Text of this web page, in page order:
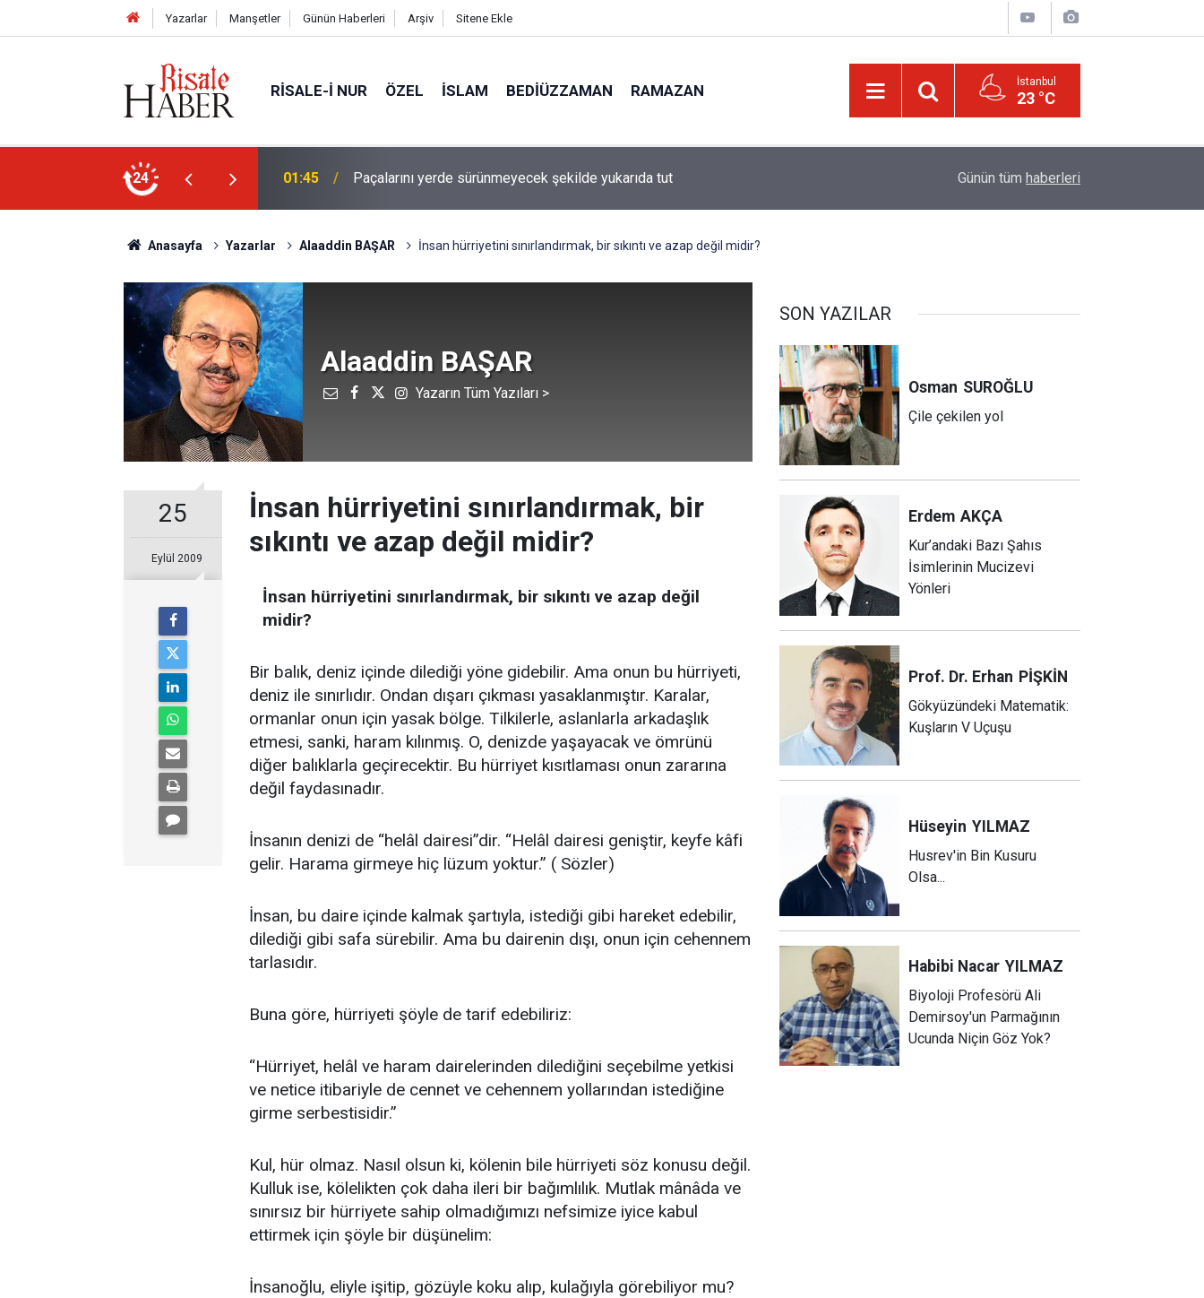
Yazarlar Manşetler Günün Haberleri Arşiv Sitene Ekle
RISALE-I NUR ÖZEL İSLAM BEDIÜZZAMAN RAMAZAN İstanbul
23 °C
24 01:15 Güldüren de O’dur, ağlatan da O’dur, öldüren de O’dur, dirilten de O’dur Kâinattan risalet-i Muhammediyenin (a.s.m.)
Günün tüm haberleri
Anasayfa Yazarlar Alaaddin BAŞAR İnsan hürriyetini sınırlandırmak, bir sıkıntı ve azap değil midir?
Alaaddin BAŞAR
Yazarın Tüm Yazıları >
25
Eylül 2009
İnsan hürriyetini sınırlandırmak, bir
sıkıntı ve azap değil midir?
İnsan hürriyetini sınırlandırmak, bir sıkıntı ve azap değil
midir?
Bir balık, deniz içinde dilediği yöne gidebilir. Ama onun bu hürriyeti,
deniz ile sınırlıdır. Ondan dışarı çıkması yasaklanmıştır. Karalar,
ormanlar onun için yasak bölge. Tilkilerle, aslanlarla arkadaşlık
etmesi, sanki, haram kılınmış. O, denizde yaşayacak ve ömrünü
diğer balıklarla geçirecektir. Bu hürriyet kısıtlaması onun zararına
değil faydasınadır.
İnsanın denizi de “helâl dairesi”dir. “Helâl dairesi geniştir, keyfe kâfi
gelir. Harama girmeye hiç lüzum yoktur.” ( Sözler)
İnsan, bu daire içinde kalmak şartıyla, istediği gibi hareket edebilir,
dilediği gibi safa sürebilir. Ama bu dairenin dışı, onun için cehennem
tarlasıdır.
Buna göre, hürriyeti şöyle de tarif edebiliriz:
“Hürriyet, helâl ve haram dairelerinden dilediğini seçebilme yetkisi
ve netice itibariyle de cennet ve cehennem yollarından istediğine
girme serbestisidir.”
Kul, hür olmaz. Nasıl olsun ki, kölenin bile hürriyeti söz konusu değil.
Kulluk ise, kölelikten çok daha ileri bir bağımlılık. Mutlak mânâda ve
sınırsız bir hürriyete sahip olmadığımızı nefsimize iyice kabul
ettirmek için şöyle bir düşünelim:
İnsanoğlu, eliyle işitip, gözüyle koku alıp, kulağıyla görebiliyor mu?
SON YAZILAR
Osman SUROĞLU
Çile çekilen yol
Erdem AKÇA
Kur’andaki Bazı Şahıs
İsimlerinin Mucizevi
Yönleri
Prof. Dr. Erhan PİŞKİN
Gökyüzündeki Matematik:
Kuşların V Uçuşu
Hüseyin YILMAZ
Husrev'in Bin Kusuru
Olsa...
Habibi Nacar YILMAZ
Biyoloji Profesörü Ali
Demirsoy'un Parmağının
Ucunda Niçin Göz Yok?